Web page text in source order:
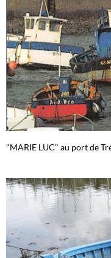
"MARIE LUC" au port de